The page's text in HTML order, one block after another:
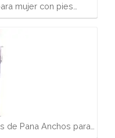
mujer con pies…
de Pana Anchos para…